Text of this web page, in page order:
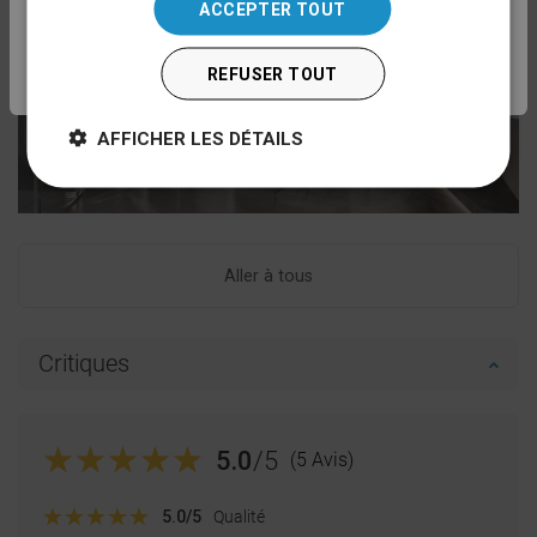
Aller à tous
Critiques
5.0/5 (5 Avis)
5.0/5 Qualité
BULGARIAN
ACCEPTER TOUT
REFUSER TOUT
AFFICHER LES DÉTAILS